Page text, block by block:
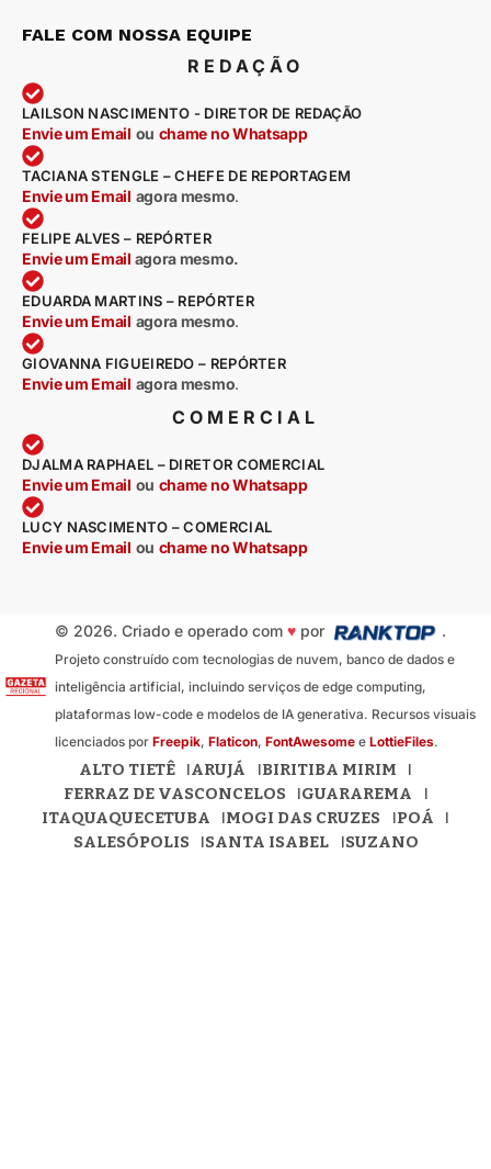
FALE COM NOSSA EQUIPE
REDAÇÃO
LAILSON NASCIMENTO - DIRETOR DE REDAÇÃO
Envie um Email ou chame no Whatsapp
TACIANA STENGLE – CHEFE DE REPORTAGEM
Envie um Email agora mesmo.
FELIPE ALVES – REPÓRTER
Envie um Email agora mesmo.
EDUARDA MARTINS – REPÓRTER
Envie um Email agora mesmo.
GIOVANNA FIGUEIREDO – REPÓRTER
Envie um Email agora mesmo.
COMERCIAL
DJALMA RAPHAEL – DIRETOR COMERCIAL
Envie um Email ou chame no Whatsapp
LUCY NASCIMENTO – COMERCIAL
Envie um Email ou chame no Whatsapp
© 2026. Criado e operado com ♥por .
Projeto construído com tecnologias de nuvem, banco de dados e
inteligência artificial, incluindo serviços de edge computing,
plataformas low-code e modelos de IA generativa. Recursos visuais
licenciados por Freepik, Flaticon, FontAwesomee LottieFiles.
ALTO TIETÊ ARUJÁ
BIRITIBA MIRIM
FERRAZ DE VASCONCELOS
GUARAREMA
ITAQUAQUECETUBA
MOGI DAS CRUZES
POÁ
SALESÓPOLIS
SANTA ISABEL SUZANO